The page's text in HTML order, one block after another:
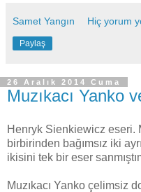
Samet Yangın Hiç yorum
Paylaş
26 Aralık 2014 Cuma
Muzıkacı Yanko
Henryk Sienkiewicz eseri.
birbirinden bağımsız iki
ikisini tek bir eser
Muzıkacı Yanko çelimsiz